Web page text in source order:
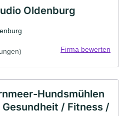
Oldenburg
Firma bewerten
Hundsmühlen
/ Fitness /